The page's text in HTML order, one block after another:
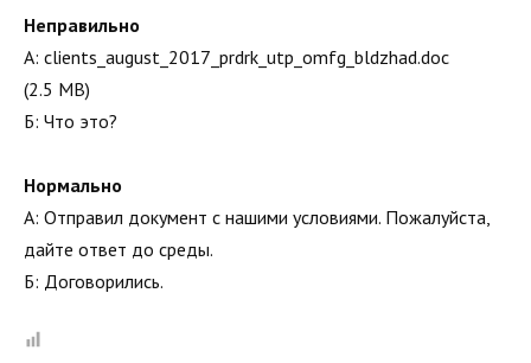
Неправильно
А: clients_august_2017_prdrk_utp_omfg_bldzhad.doc
(2.5 MB)
Б: Что это?
Нормально
А: Отправил документ с нашими условиями. Пожалуйста,
дайте ответ до среды.
Б: Договорились.